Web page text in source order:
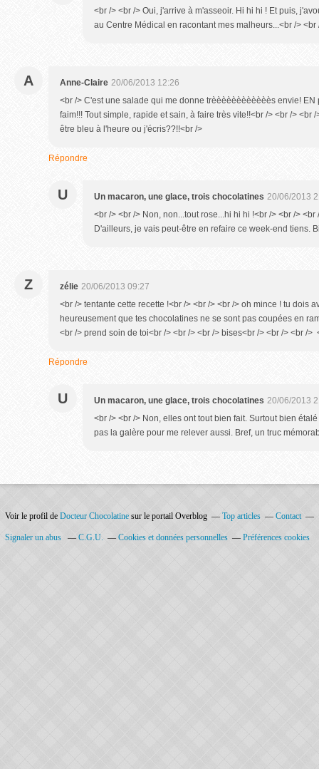
<br /> <br /> Oui, j'arrive à m'asseoir. Hi hi hi ! Et puis,
au Centre Médical en racontant mes malheurs...<br /> <br
A Anne-Claire 20/06/2013 12:26
<br /> C'est une salade qui me donne trèèèèèèèèèèèès envie! EN
faim!!! Tout simple, rapide et sain, à faire très vite!!<br /> <br /> <br
être bleu à l'heure ou j'écris??!!<br />
Répondre
U Un macaron, une glace, trois chocolatines 20/06/2013
<br /> <br /> Non, non...tout rose...hi hi hi !<br /> <br />
D'ailleurs, je vais peut-être en refaire ce week-end tiens.
Z zélie 20/06/2013 09:27
<br /> tentante cette recette !<br /> <br /> <br /> oh mince ! tu dois
heureusement que tes chocolatines ne se sont pas coupées en
<br /> prend soin de toi<br /> <br /> <br /> bises<br /> <br /> <br />
Répondre
U Un macaron, une glace, trois chocolatines 20/06/2013
<br /> <br /> Non, elles ont tout bien fait. Surtout bien
pas la galère pour me relever aussi. Bref, un truc
Voir le profil de Docteur Chocolatine sur le portail Overblog Top articles Contact
Signaler un abus C.G.U. Cookies et données personnelles Préférences cookies